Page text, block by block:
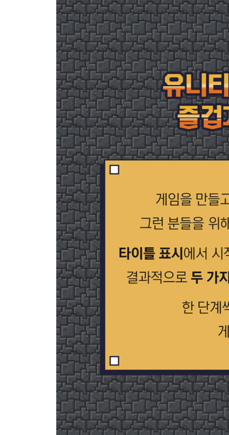
8.2 지금부터 만들 탑뷰 게임에 대해 알아보기 244
8.3 타일맵으로 게임 화면 만들기 246
8.4 플레이어 캐릭터 만들기 262
CHAPTER 9 | 탑뷰 액션 게임 업그레이드하기 287
9.1 씬에서 씬으로 이동하기 287
9.2 배치 아이템 만들기 299
9.3 적 캐릭터 만들기 306
9.4 UI와 게임을 관리하는 시스템 만들기 315
CHAPTER 10 | 탑뷰 액션 게임 완성하기 331
10.1 타이틀 화면 추가하기 331
10.2 게임 데이터 저장하기 337
10.3 보스 스테이지 만들기 354
10.4 여러 BGM과 SE 적용하기 378
APPENDIX | 한국어판 부록
APPENDIX A | 게임에서 사용되는 삼각함수 390
A.1 삼각함수란? 390
A.2 각도로 좌표 구하기(Sin과 Cos을 이용하여 벡
A.3 좌표에서 벡터 구하기(Atan2 메서드 사용하기)
A.4 자주 쓰는 삼각함수 메서드 394
APPENDIX B | 실제 기기에 빌드 및 설치하기 397
B.1 iOS 기기에 설치 397
B.2 안드로이드 기기에 설치 401
B.3 웹 앱으로 배포하기 412
찾아보기 416